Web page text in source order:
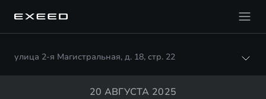
улица 2-я Магистральная, д. 18, стр. 22
20 АВГУСТА 2025